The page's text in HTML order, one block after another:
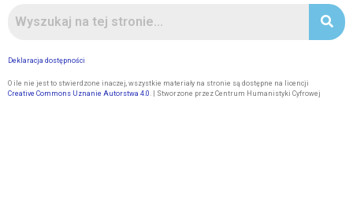
Deklaracja dostępności
O ile nie jest to stwierdzone inaczej, wszystkie materiały na stronie są dostępne na licencji
Creative Commons Uznanie Autorstwa 4.0 . | Stworzone przez Centrum Humanistyki Cyfrowej